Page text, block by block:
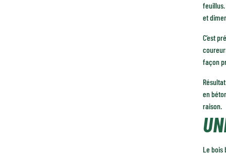
et
C’est
façon
en
raison.
Le